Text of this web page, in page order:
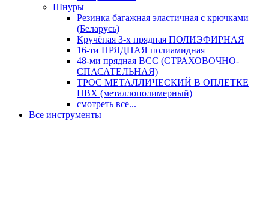
Шнуры
Резинка багажная эластичная с крючками
(Беларусь)
Кручёная 3-х прядная ПОЛИЭФИРНАЯ
16-ти ПРЯДНАЯ полиамидная
48-ми прядная ВСС (СТРАХОВОЧНО-
СПАСАТЕЛЬНАЯ)
ТРОС МЕТАЛЛИЧЕСКИЙ В ОПЛЕТКЕ
ПВХ (металлополимерный)
смотреть все...
Все инструменты